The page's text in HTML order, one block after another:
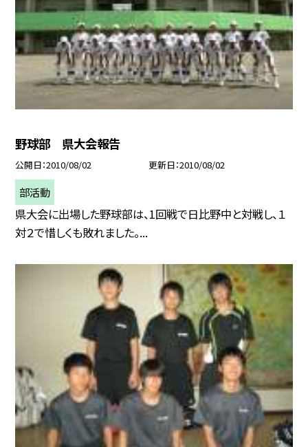
野球部 県大会報告
公開日 2010/08/02 更新日 2010/08/02
部活動
県大会に出場した野球部は、1回戦で日比野中と対戦し、１
対２で惜しくも敗れました。...